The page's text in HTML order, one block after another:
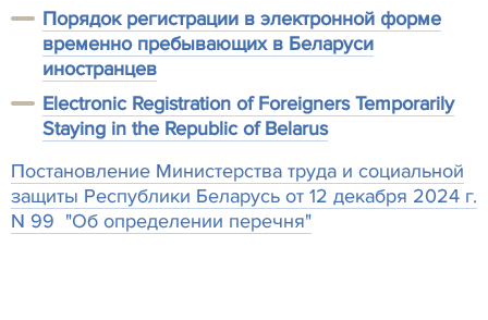
Порядок регистрации в электронной форме
временно пребывающих в Беларуси
иностранцев
Electronic Registration of Foreigners Temporarily
Staying in the Republic of Belarus
Постановление Министерства труда и социальной
защиты Республики Беларусь от 12 декабря 2024 г.
N 99 "Об определении перечня"